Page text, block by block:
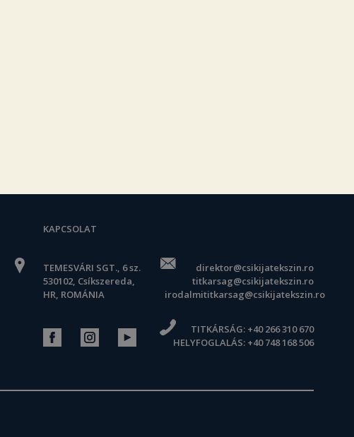
KAPCSOLAT
TEMESVÁRI SGT., 6 sz.
530102, Csíkszereda,
HR, ROMÁNIA
direktor@csikijatekszin.ro
titkarsag@csikijatekszin.ro
irodalmititkarsag@csikijatekszin.ro
TITKÁRSÁG: +40 266 310 670
HELYFOGLALÁS: +40 748 168 506